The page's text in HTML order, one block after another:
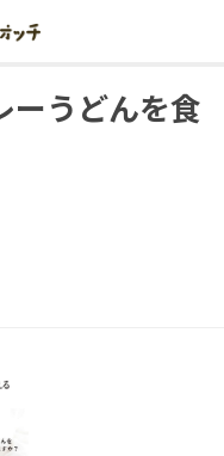
ーうどんを食